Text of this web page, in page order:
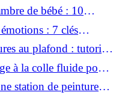
de bébé : 10
: 7 clés
au plafond : tutoriel
à la colle fluide pour
station de peinture